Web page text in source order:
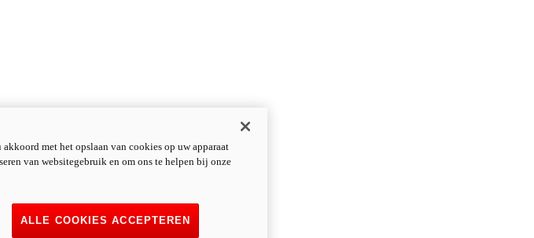
met het opslaan van cookies op uw apparaat
van websitegebruik en om ons te helpen bij onze
ALLE COOKIES ACCEPTEREN